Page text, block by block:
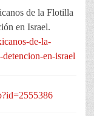
de la Flotilla
en Israel.
de-la-
en-israel